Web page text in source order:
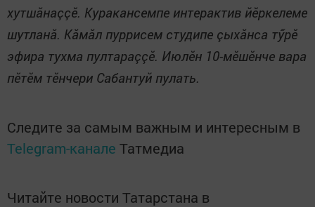
хутшăнаççӗ. Куракансемпе интерактив йӗркелеме
шутланă. Кăмăл пуррисем студипе çыхăнса тӳрӗ
эфира тухма пултараççӗ. Июлӗн 10-мӗшӗнче вара
пӗтӗм тӗнчери Сабантуй пулать.
Следите за самым важным и интересным в
Telegram-канале Татмедиа
Читайте новости Татарстана в